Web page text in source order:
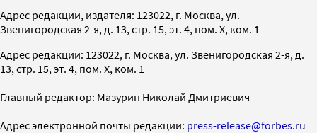
Адрес редакции, издателя: 123022, г. Москва, ул.
Звенигородская 2-я, д. 13, стр. 15, эт. 4, пом. X, ком. 1
Адрес редакции: 123022, г. Москва, ул. Звенигородская 2-я, д.
13, стр. 15, эт. 4, пом. X, ком. 1
Главный редактор: Мазурин Николай Дмитриевич
Адрес электронной почты редакции: press-release@forbes.ru